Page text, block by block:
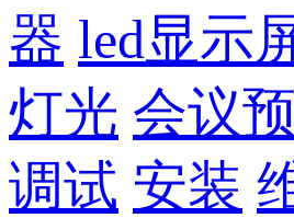
器 led显示
灯光 会议
调试 安装